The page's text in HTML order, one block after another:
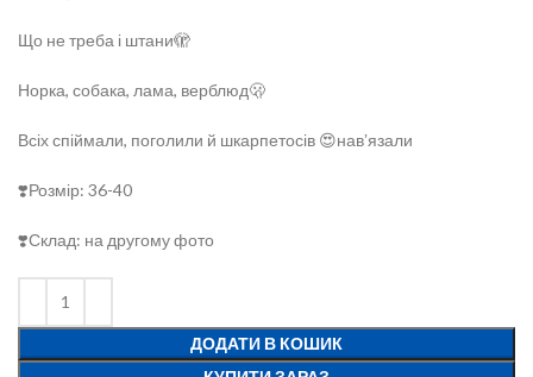
Що не треба і штани🫣
Норка, собака, лама, верблюд🫢
Всіх спіймали, поголили й шкарпетосів 😍навʼязали
❣️Розмір: 36-40
❣️Склад: на другому фото
ДОДАТИ В КОШИК